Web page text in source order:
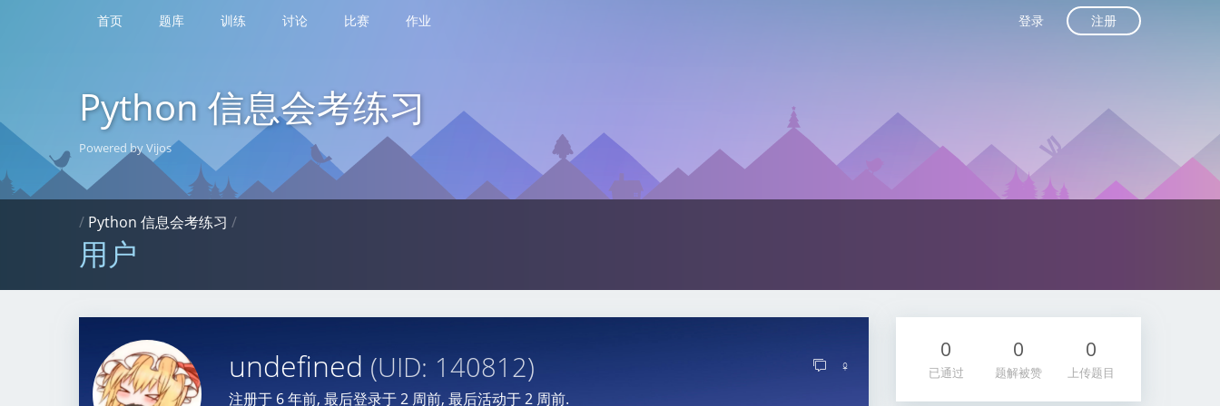
首页 题库 训练 讨论 比赛 作业 登录 注册
Python 信息会考练习
Powered by Vijos
/ Python 信息会考练习 /
用户
undefined (UID: 140812)
注册于 6 年前, 最后登录于2 周前, 最后活动于2 周前.
♀
0
已通过
0
题解被赞
0
上传题目